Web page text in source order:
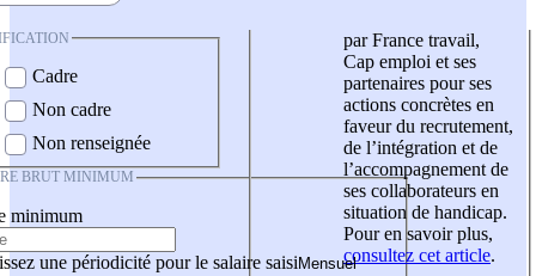
Cadre
Non cadre
Non renseignée
BRUT MINIMUM
minimum
une périodicité pour le salaire saisi
par France travail,
Cap emploi et ses
partenaires pour ses
actions concrètes en
faveur du recrutement,
de l’intégration et de
l’accompagnement de
ses collaborateurs en
situation de handicap.
Pour en savoir plus,
consultez cet article.